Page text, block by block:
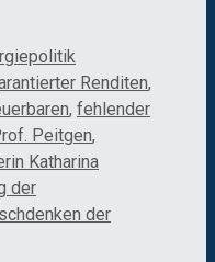
Renditen,
, fehlender
Peitgen,
Katharina
der
der